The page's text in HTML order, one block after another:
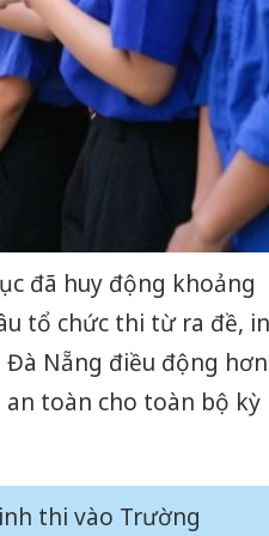
đã huy động khoảng
tổ chức thi từ ra đề, in
Đà Nẵng điều động hơn
toàn cho toàn bộ kỳ
thi vào Trường